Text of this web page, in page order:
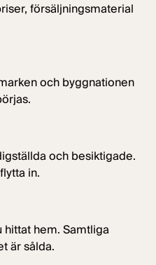
försäljningsmaterial
och byggnationen
och besiktigade.
in.
hittat hem. Samtliga
är sålda.